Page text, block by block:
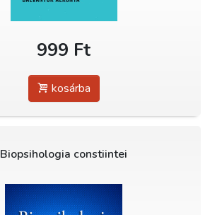
999 Ft
kosárba
Biopsihologia constiintei